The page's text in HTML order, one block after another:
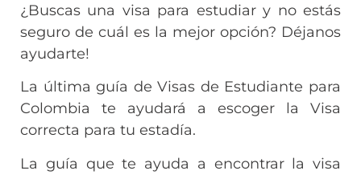
¿Buscas una visa para estudiar y no estás
seguro de cuál es la mejor opción? Déjanos
ayudarte!
La última guía de Visas de Estudiante para
Colombia te ayudará a escoger la Visa
correcta para tu estadía.
La guía que te ayuda a encontrar la visa